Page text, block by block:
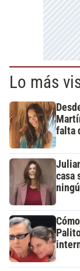
Lo más
falta
casa